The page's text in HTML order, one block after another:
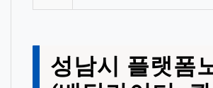
성남시 플랫폼